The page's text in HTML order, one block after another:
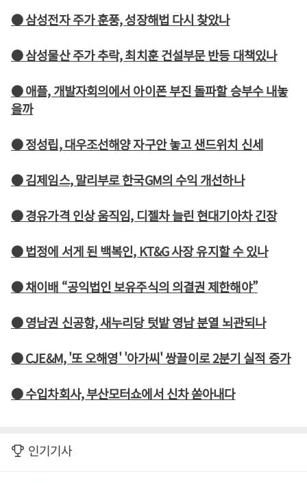
● 삼성전자 주가 훈풍, 성장해법 다시 찾았나
● 삼성물산 주가 추락, 최치훈 건설부문 반등 대책있나
● 애플, 개발자회의에서 아이폰 부진 돌파할 승부수 내놓
을까
● 정성립, 대우조선해양 자구안 놓고 샌드위치 신세
● 김제임스, 말리부로 한국GM의 수익 개선하나
● 경유가격 인상 움직임, 디젤차 늘린 현대기아차 긴장
● 법정에 서게 된 백복인, KT&G 사장 유지할 수 있나
● 채이배 “공익법인 보유주식의 의결권 제한해야”
● 영남권 신공항, 새누리당 텃밭 영남 분열 뇌관되나
● CJE&M, '또 오해영' '아가씨' 쌍끌이로 2분기 실적 증가
● 수입차회사, 부산모터쇼에서 신차 쏟아내다
인기기사